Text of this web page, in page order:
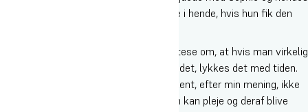
musik. Han kunne se et stort potentiale i hende, hvis hun fik den
”Sophie er et perfekt eksempel på min tese om, at hvis man virkelig
brænder for noget og er seriøs omkring det, lykkes det med tiden.
Ligesom alt andet her i verden, er et talent, efter min mening, ikke
noget man er født med, men noget man kan pleje og deraf blive